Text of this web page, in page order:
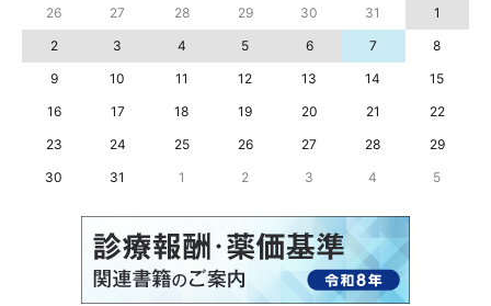
26 27 28 29 30 31
1
2
3 4 5 6 7
8
9
10 11 12 13 14
15
16
17 18 19 20 21
22
23
24 25 26 27 28
29
30
31 1 2 3 4 5